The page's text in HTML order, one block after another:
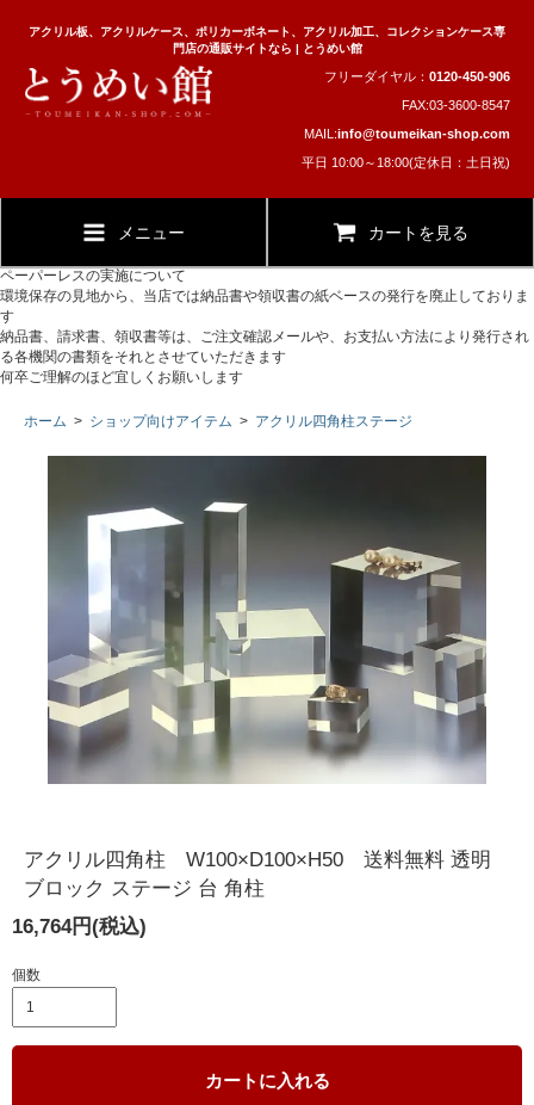
アクリル板、アクリルケース、ポリカーボネート、アクリル加工、コレクションケース専
門店の通販サイトなら | とうめい館
フリーダイヤル： 0120-450-906
FAX:03-3600-8547
MAIL:info@toumeikan-shop.com
平日 10:00～18:00(定休日：土日祝)
メニュー カートを見る
ペーパーレスの実施について
環境保存の見地から、当店では納品書や領収書の紙ベースの発行を廃止しておりま
す
納品書、請求書、領収書等は、ご注文確認メールや、お支払い方法により発行され
る各機関の書類をそれとさせていただきます
何卒ご理解のほど宜しくお願いします
ホーム > ショップ向けアイテム > アクリル四角柱ステージ
アクリル四角柱 W100×D100×H50 送料無料 透明
ブロック ステージ 台 角柱
16,764円(税込)
個数
カートに入れる